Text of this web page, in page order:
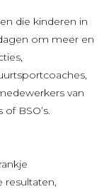
die kinderen in
om meer en
van
BSO’s.
resultaten,